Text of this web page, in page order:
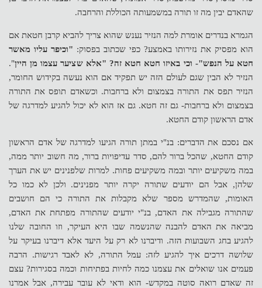
שהאדם יבין מה זו תורה במשמעותה הכוללת והרחבה.
הגמרא בנדרים אומרת למה הנזיר נענש שהוא צריך להביא קרבן חטאת אם
הוא מפסיק את נזירותו באמצע? כפי שכתוב בפסוק: "וכיפר עליו מאשר
חטא על הנפש"- וכי באיזו חטא חטא זה? "אלא שציער עצמו מן היין".
הנזיר לא הבין שגם לעולם הזה יש תפקיד אם הוא נעשה בקידוש החומר,
הנזיר תפס את התורה בצמצום ולא ברחבות. וכשאדם תופס את התורה
בצמצום ולא ברחבות- גם זה חטא. גם אז הוא לא יכול להגיע למדרגה של
אדם הראשון קודם החטא.
אם נסכם את הדברים: בנ"י במתן תורה הגיעו למדרגה של אדם הראשון
קודם החטא, שהכל ברור להם, סדר עדיפויות ברור, מה חשוב יותר ממה,
במה משקיעים יותר ובמה משקיעים פחות. למרות שלפנינים יש את הערך
שלהן, אבל הם יודעים שתורה יקרה יותר מפנינים. ולכן לא כמו כל
האומות, שהמדרש מספר שלא מקבלות את התורה כי הם חושבים
שהתורה מגבילה את האדם, בנ"י יודעים שהתורה מפתחת את האדם,
מביאה את האדם להבנה שהנשמה שבו היא העיקר, וזו החובה שלנו
להגיע בחג השבועות הזה. ודיברנו לא רק על היעד אלא דיברנו בעיקר על
שלושה דרכים איך להגיע לזה: עמל התורה, לא לאבד רגישות. הרבה
פעמים אנו שואלים את עצמנו כמה לחיות בפתיחות וכמה בסגירות? עצם
זה שאדם רואה סוטה במקדש- הוא ודאי לא עובר עבירה, אבל אמרנו